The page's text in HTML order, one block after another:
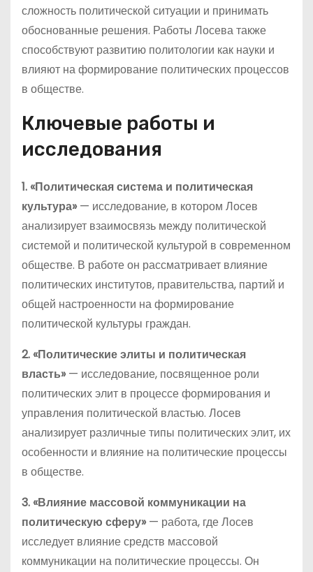
сложность политической ситуации и принимать
обоснованные решения. Работы Лосева также
способствуют развитию политологии как науки и
влияют на формирование политических процессов
в обществе.
Ключевые работы и
исследования
1. «Политическая система и политическая
культура»— исследование, в котором Лосев
анализирует взаимосвязь между политической
системой и политической культурой в современном
обществе. В работе он рассматривает влияние
политических институтов, правительства, партий и
общей настроенности на формирование
политической культуры граждан.
2. «Политические элиты и политическая
власть»— исследование, посвященное роли
политических элит в процессе формирования и
управления политической властью. Лосев
анализирует различные типы политических элит, их
особенности и влияние на политические процессы
в обществе.
3. «Влияние массовой коммуникации на
политическую сферу»— работа, где Лосев
исследует влияние средств массовой
коммуникации на политические процессы. Он